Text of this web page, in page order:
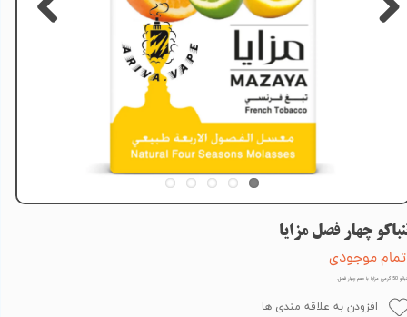
چهار فصل مزایا
موجودی
مزایا با طعم چهار فصل.
افزودن به علاقه مندی ها